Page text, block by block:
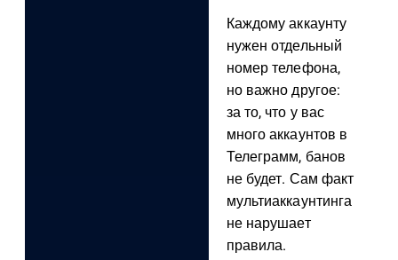
Каждому аккаунту
нужен отдельный
номер телефона,
но важно другое:
за то, что у вас
много аккаунтов в
Телеграмм, банов
не будет. Сам факт
мультиаккаунтинга
не нарушает
правила.